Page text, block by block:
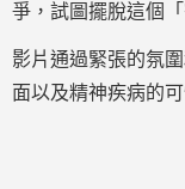
爭，試圖擺脫這個
影片通過緊張的氛
面以及精神疾病的